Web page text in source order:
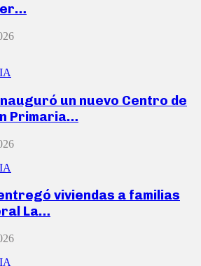
un nuevo Centro de
Primaria…
viviendas a familias
La…